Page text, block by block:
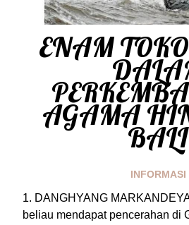
ENAM
AGAMA
BALI
INFORMASI
1. DANGHYANG
beliau mendapat pencerahan di